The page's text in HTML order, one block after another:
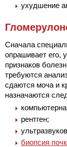
ухудшение
Сначала
опрашивает его,
признаков
требуются
сдаются моча и
назначаются
рентген;
биопсия